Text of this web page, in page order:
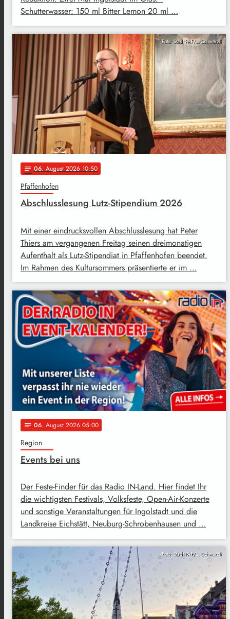
Schutterwasser: 150 ml Bitter Lemon 20 ml …
Foto: Stadt PAF/L. Schwärzli
notes 06. August 2026 10:50
Pfaffenhofen
Abschlusslesung Lutz-Stipendium 2026
Mit einer eindrucksvollen Abschlusslesung hat Peter
Thiers am vergangenen Freitag seinen dreimonatigen
Aufenthalt als Lutz-Stipendiat in Pfaffenhofen beendet.
Im Rahmen des Kultursommers präsentierte er im …
notes 06. August 2026 05:00
Region
Events bei uns
Der Feste-Finder für das Radio IN-Land. Hier findet Ihr
die wichtigsten Festivals, Volksfeste, Open-Air-Konzerte
und sonstige Veranstaltungen für Ingolstadt und die
Landkreise Eichstätt, Neuburg-Schrobenhausen und …
Foto: Stadt PAF/L. Schwärzli